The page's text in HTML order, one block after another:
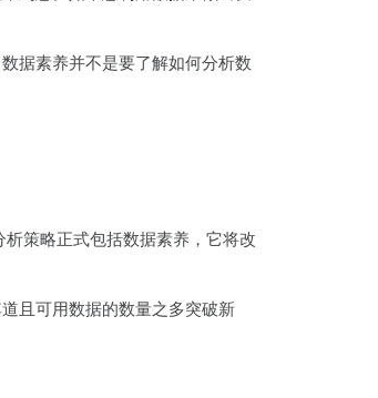
据素养并不是要了解如何分析数
策略正式包括数据素养，它将改
且可用数据的数量之多突破新